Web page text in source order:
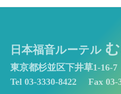
日本福音ルーテル
東京都杉並区下井草1-16-7
Tel 03-3330-8422
Fax 03-